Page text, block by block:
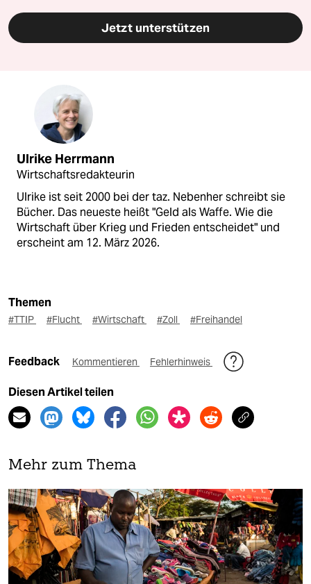
Jetzt unterstützen
Ulrike Herrmann
Wirtschaftsredakteurin
Ulrike ist seit 2000 bei der taz. Nebenher schreibt sie
Bücher. Das neueste heißt "Geld als Waffe. Wie die
Wirtschaft über Krieg und Frieden entscheidet" und
erscheint am 12. März 2026.
Themen
#TTIP #Flucht #Wirtschaft #Zoll #Freihandel
Feedback Kommentieren Fehlerhinweis
Diesen Artikel teilen
Mehr zum Thema